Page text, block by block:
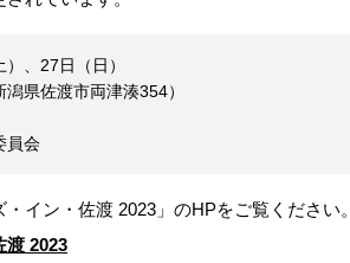
、27日（日）
県佐渡市両津湊354）
員会
イン・佐渡 2023」のHPをご覧ください。
渡 2023